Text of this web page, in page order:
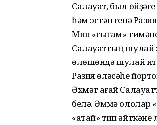
Салауат, был
һәм эстән генә
Мин «сығам»
Салауаттың шулай
өлөшөндә шулай
Разия өләсәһе
Әхмәт ағай
белә. Әммә ололар
«атай» тип әйткәне